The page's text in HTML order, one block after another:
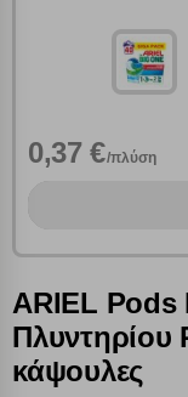
0,37 €/πλύση
ARIEL Pods
κάψουλες